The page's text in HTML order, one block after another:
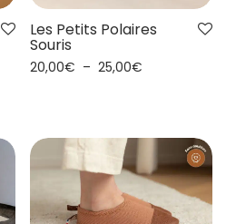
Les Petits Polaires
Souris
20,00€ – 25,00€